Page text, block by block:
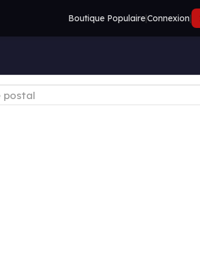
Boutique Populaire|Connexion|